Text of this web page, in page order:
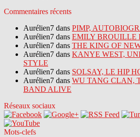
Commentaires récents
Aurélien7 dans PIMP,
Aurélien7 dans EMILY BROUILLE
Aurélien7 dans THE KING OF
Aurélien7 dans KANYE WEST,
STYLE
Aurélien7 dans SOLSAY, LE HIP
Aurélien7 dans WU TANG CLAN,
BAND ALIVE
Réseaux sociaux
Mots-clefs